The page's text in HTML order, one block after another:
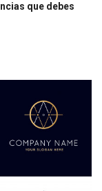
que debes